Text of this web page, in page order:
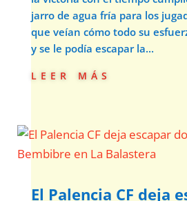
jarro de agua fría para los
que veían cómo todo su
y se le podía escapar la...
leer más
El Palencia CF deja